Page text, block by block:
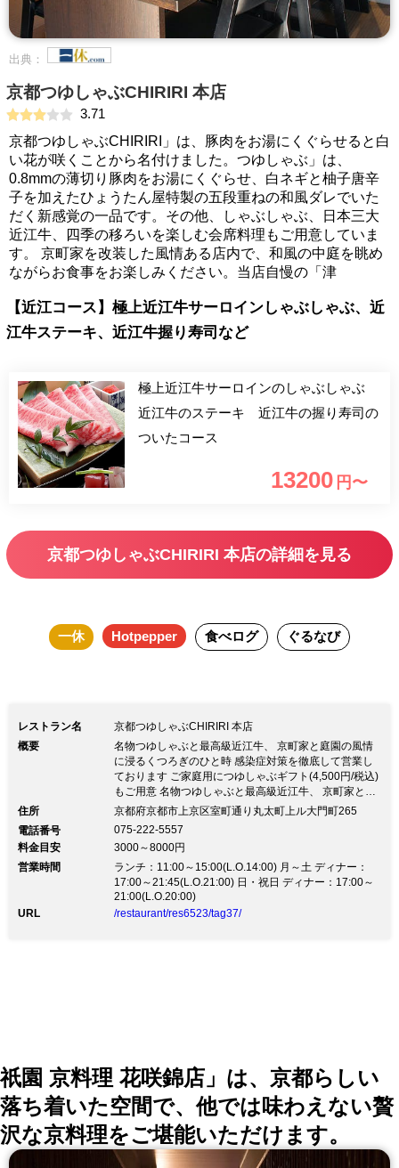
出典：
京都つゆしゃぶCHIRIRI 本店
3.71
京都つゆしゃぶCHIRIRI」は、豚肉をお湯にくぐらせると白
い花が咲くことから名付けました。つゆしゃぶ」は、
0.8mmの薄切り豚肉をお湯にくぐらせ、白ネギと柚子唐辛
子を加えたひょうたん屋特製の五段重ねの和風ダレでいた
だく新感覚の一品です。その他、しゃぶしゃぶ、日本三大
近江牛、四季の移ろいを楽しむ会席料理もご用意していま
す。 京町家を改装した風情ある店内で、和風の中庭を眺め
ながらお食事をお楽しみください。当店自慢の「津
【近江コース】極上近江牛サーロインしゃぶしゃぶ、近
江牛ステーキ、近江牛握り寿司など
極上近江牛サーロインのしゃぶしゃぶ
近江牛のステーキ 近江牛の握り寿司の
ついたコース
13200 円〜
京都つゆしゃぶCHIRIRI 本店の詳細を見る
一休 Hotpepper 食べログ ぐるなび
レストラン名
京都つゆしゃぶCHIRIRI 本店
概要
名物つゆしゃぶと最高級近江牛、 京町家と庭園の風情
に浸るくつろぎのひと時 感染症対策を徹底して営業し
ております ご家庭用につゆしゃぶギフト(4,500円/税込)
もご用意 名物つゆしゃぶと最高級近江牛、 京町家と庭
園の風情に浸るくつろぎのひと時 感染症対策を徹底し
(4,500円/税込)もご用意最高級近江牛やつゆしゃぶを和
服スタッフがおもてなし。四季の会席もございます。
風情に浸る贅沢な時間を優美な個室でお過ごしくださ
い。 ◆店内の衛生管理対策について 消毒や換気、飛沫
防止板の設置など、万全の対策に努めております。 詳
細はメニュー「名物つゆしゃぶ」ページをご確認くださ
住所
京都府京都市上京区室町通り丸太町上ル大門町265
電話番号
075-222-5557
料金目安
3000～8000円
営業時間
ランチ：11:00～15:00(L.O.14:00) 月～土 ディナー：
17:00～21:45(L.O.21:00) 日・祝日 ディナー：17:00～
21:00(L.O.20:00)
URL
/restaurant/res6523/tag37/
祇園 京料理 花咲錦店」は、京都らしい
落ち着いた空間で、他では味わえない贅
沢な京料理をご堪能いただけます。